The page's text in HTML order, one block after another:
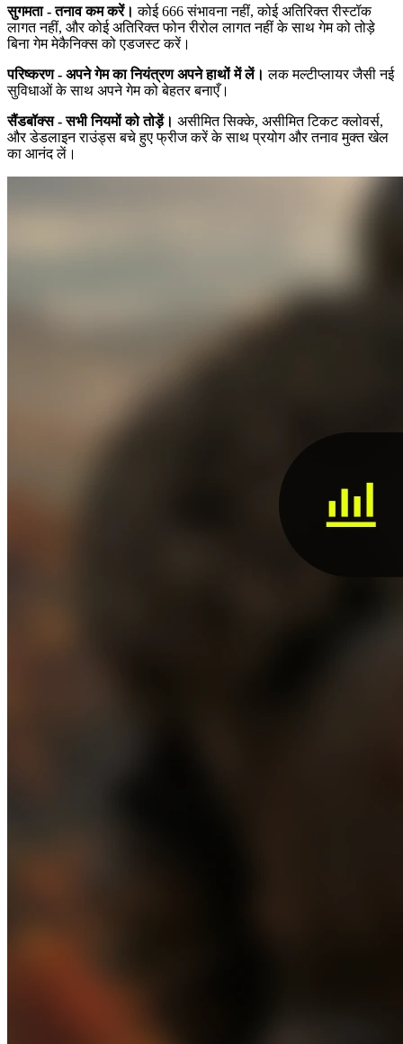
सुगमता - तनाव कम करें। कोई 666 संभावना नहीं, कोई अतिरिक्त रीस्टॉक
लागत नहीं, और कोई अतिरिक्त फोन रीरोल लागत नहीं के साथ गेम को तोड़े
बिना गेम मेकैनिक्स को एडजस्ट करें।
परिष्करण - अपने गेम का नियंत्रण अपने हाथों में लें। लक मल्टीप्लायर जैसी नई
सुविधाओं के साथ अपने गेम को बेहतर बनाएँ।
सैंडबॉक्स - सभी नियमों को तोड़ें। असीमित सिक्के, असीमित टिकट क्लोवर्स,
और डेडलाइन राउंड्स बचे हुए फ्रीज करें के साथ प्रयोग और तनाव मुक्त खेल
का आनंद लें।